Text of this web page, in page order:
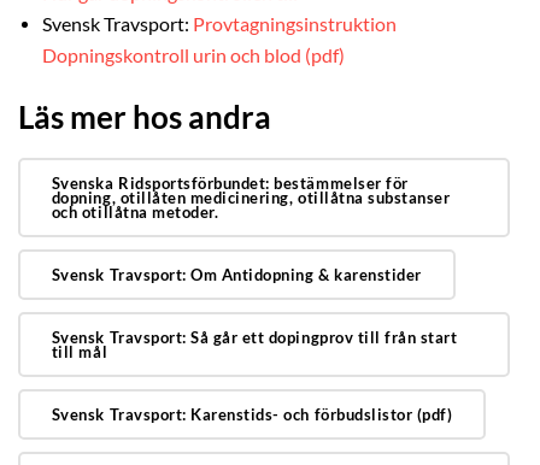
Svensk Travsport: Provtagningsinstruktion
Dopningskontroll urin och blod (pdf)
Läs mer hos andra
Svenska Ridsportsförbundet: bestämmelser för
dopning, otillåten medicinering, otillåtna substanser
och otillåtna metoder.
Svensk Travsport: Om Antidopning & karenstider
Svensk Travsport: Så går ett dopingprov till från start
till mål
Svensk Travsport: Karenstids- och förbudslistor (pdf)